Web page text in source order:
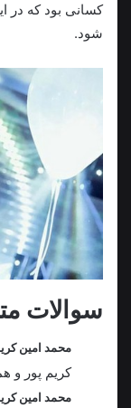
کسانی بود که در
شود.
سوالات
محمد امین
کریم پور و
محمد امین